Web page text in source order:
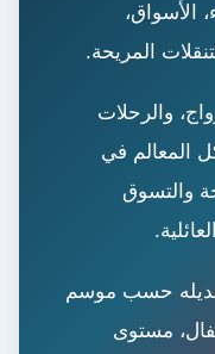
الأسواق،
المريحة.
والرحلات
المعالم في
والتسوق
تعديله حسب موسم
مستوى